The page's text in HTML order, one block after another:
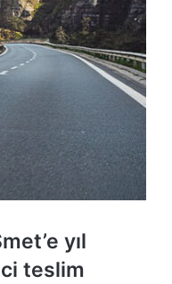
yıl
teslim